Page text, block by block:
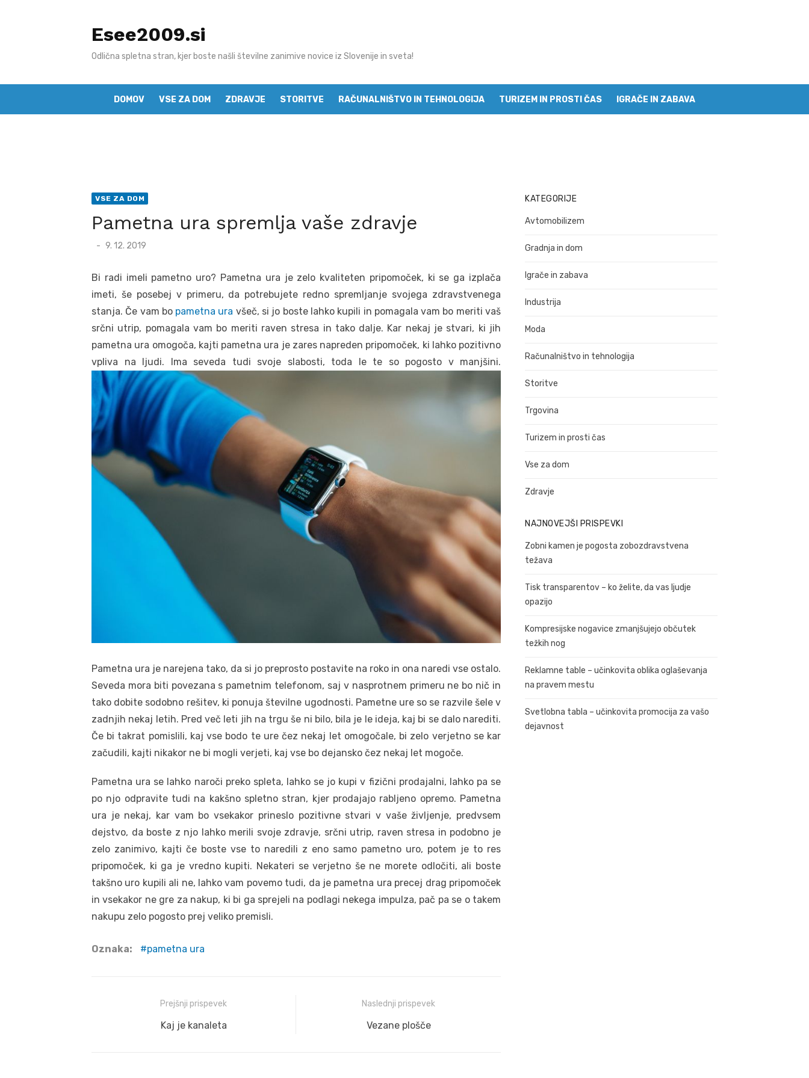
Esee2009.si
Odlična spletna stran, kjer boste našli številne zanimive novice iz Slovenije in sveta!
DOMOV VSE ZA DOM ZDRAVJE STORITVE RAČUNALNIŠTVO IN TEHNOLOGIJA TURIZEM IN PROSTI ČAS IGRAČE IN ZABAVA
VSE ZA DOM
Pametna ura spremlja vaše zdravje
Posted
9. 12. 2019
Bi radi imeli pametno uro? Pametna ura je zelo kvaliteten pripomoček, ki se ga izplača
imeti, še posebej v primeru, da potrebujete redno spremljanje svojega zdravstvenega
stanja. Če vam bo pametna ura všeč, si jo boste lahko kupili in pomagala vam bo meriti vaš
srčni utrip, pomagala vam bo meriti raven stresa in tako dalje. Kar nekaj je stvari, ki jih
pametna ura omogoča, kajti pametna ura je zares napreden pripomoček, ki lahko pozitivno
vpliva na ljudi. Ima seveda tudi svoje slabosti, toda le te so pogosto v manjšini.
Pametna ura je narejena tako, da si jo preprosto postavite na roko in ona naredi vse ostalo.
Seveda mora biti povezana s pametnim telefonom, saj v nasprotnem primeru ne bo nič in
tako dobite sodobno rešitev, ki ponuja številne ugodnosti. Pametne ure so se razvile šele v
zadnjih nekaj letih. Pred več leti jih na trgu še ni bilo, bila je le ideja, kaj bi se dalo narediti.
Če bi takrat pomislili, kaj vse bodo te ure čez nekaj let omogočale, bi zelo verjetno se kar
začudili, kajti nikakor ne bi mogli verjeti, kaj vse bo dejansko čez nekaj let mogoče.
Pametna ura se lahko naroči preko spleta, lahko se jo kupi v fizični prodajalni, lahko pa se
po njo odpravite tudi na kakšno spletno stran, kjer prodajajo rabljeno opremo. Pametna
ura je nekaj, kar vam bo vsekakor prineslo pozitivne stvari v vaše življenje, predvsem
dejstvo, da boste z njo lahko merili svoje zdravje, srčni utrip, raven stresa in podobno je
zelo zanimivo, kajti če boste vse to naredili z eno samo pametno uro, potem je to res
pripomoček, ki ga je vredno kupiti. Nekateri se verjetno še ne morete odločiti, ali boste
takšno uro kupili ali ne, lahko vam povemo tudi, da je pametna ura precej drag pripomoček
in vsekakor ne gre za nakup, ki bi ga sprejeli na podlagi nekega impulza, pač pa se o takem
nakupu zelo pogosto prej veliko premisli.
Oznaka: pametna ura
Navigacija
prispevka
Prejšnji prispevek
Prejšnji
Kaj je kanaleta
Naslednji prispevek
Naslednji
Vezane plošče
KATEGORIJE
Avtomobilizem
Gradnja in dom
Igrače in zabava
Industrija
Moda
Računalništvo in tehnologija
Storitve
Trgovina
Turizem in prosti čas
Vse za dom
Zdravje
NAJNOVEJŠI PRISPEVKI
Zobni kamen je pogosta zobozdravstvena
težava
Tisk transparentov – ko želite, da vas ljudje
opazijo
Kompresijske nogavice zmanjšujejo občutek
težkih nog
Reklamne table – učinkovita oblika oglaševanja
na pravem mestu
Svetlobna tabla – učinkovita promocija za vašo
dejavnost